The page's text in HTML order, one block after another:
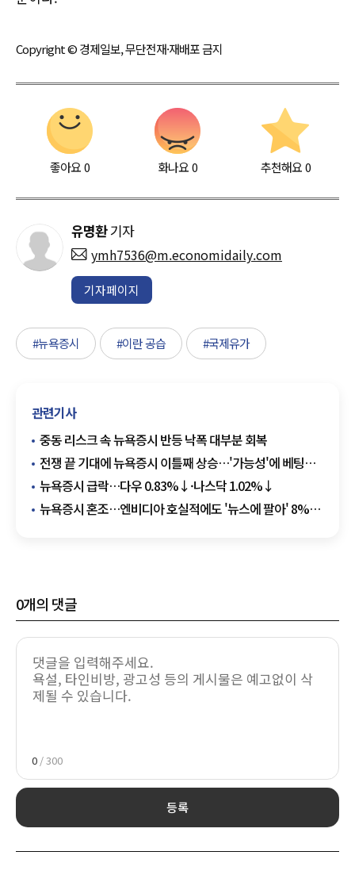
Copyright © 경제일보, 무단전재·재배포 금지
좋아요0 화나요0 추천해요 0
유명환기자
ymh7536@m.economidaily.com
기자페이지
#뉴욕증시 #이란 공습 #국제유가
관련기사
중동 리스크 속 뉴욕증시 반등 낙폭 대부분 회복
전쟁 끝 기대에 뉴욕증시 이틀째 상승…'가능성'에 베팅한
시장
뉴욕증시 급락…다우 0.83%↓·나스닥 1.02%↓
뉴욕증시 혼조…엔비디아 호실적에도 '뉴스에 팔아' 8%
0개의 댓글
0 / 300
등록